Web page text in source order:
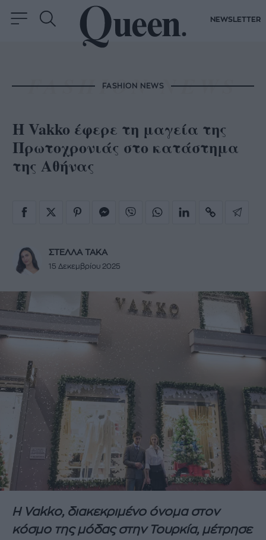
NEWSLETTER
FASHION NEWS
Η Vakko έφερε τη μαγεία της
Πρωτοχρονιάς στο κατάστημα
της Αθήνας
ΣΤΕΛΛΑ ΤΑΚΑ
15 Δεκεμβρίου 2025
Η Vakko, διακεκριμένο όνομα στον
κόσμο της μόδας στην Τουρκία, μέτρησε